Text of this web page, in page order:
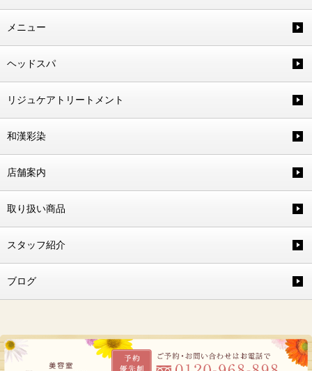
メニュー
ヘッドスパ
リジュケアトリートメント
和漢彩染
店舗案内
取り扱い商品
スタッフ紹介
ブログ